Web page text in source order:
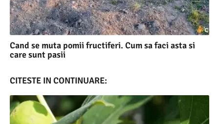
Cand se muta pomii fructiferi. Cum sa faci asta si
care sunt pasii
CITESTE IN CONTINUARE: